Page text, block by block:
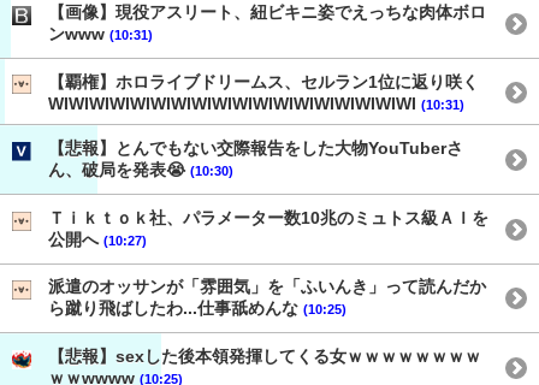
【画像】現役アスリート、紐ビキニ姿でえっちな肉体ボロ
ンwww (10:31)
【覇権】ホロライブドリームス、セルラン1位に返り咲く
WIWIWIWIWIWIWIWIWIWIWIWIWIWIWIWIWIWI (10:31)
【悲報】とんでもない交際報告をした大物YouTuberさ
ん、破局を発表😭 (10:30)
Ｔｉｋｔｏｋ社、パラメーター数10兆のミュトス級ＡＩを
公開へ (10:27)
派遣のオッサンが「雰囲気」を「ふいんき」って読んだか
ら蹴り飛ばしたわ...仕事舐めんな (10:25)
【悲報】sexした後本領発揮してくる女ｗｗｗｗｗｗｗｗ
ｗｗwwww (10:25)